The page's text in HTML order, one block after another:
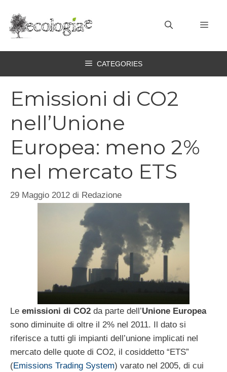
contenuto
CATEGORIES
Emissioni di CO2
nell’Unione
Europea: meno 2%
nel mercato ETS
29 Maggio 2012 di Redazione
Le emissioni di CO2 da parte dell’Unione Europea
sono diminuite di oltre il 2% nel 2011. Il dato si
riferisce a tutti gli impianti dell’unione implicati nel
mercato delle quote di CO2, il cosiddetto “ETS”
(Emissions Trading System) varato nel 2005, di cui